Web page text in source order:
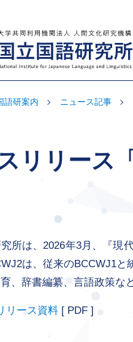
機関法人 人間文化研究機
語研案内 ニュース記事
リリース
所は、2026年3月、『現
は、従来のBCCWJ1
、辞書編纂、言語政策な
リース資料[ PDF ]